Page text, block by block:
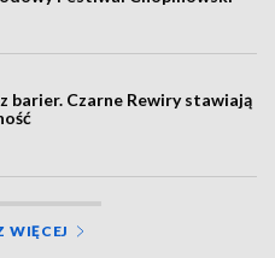
barier. Czarne Rewiry stawiają
WIĘCEJ